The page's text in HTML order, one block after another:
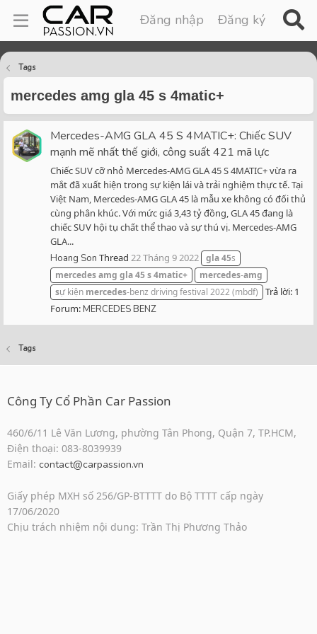
Đăng nhập Đăng ký
Tags
mercedes amg gla 45 s 4matic+
Mercedes-AMG GLA 45 S 4MATIC+: Chiếc SUV
mạnh mẽ nhất thế giới, công suất 421 mã lực
Chiếc SUV cỡ nhỏ Mercedes-AMG GLA 45 S 4MATIC+ vừa ra
mắt đã xuất hiện trong sự kiện lái và trải nghiệm thực tế. Tại
Việt Nam, Mercedes-AMG GLA 45 là mẫu xe không có đối thủ
cùng phân khúc. Với mức giá 3,43 tỷ đồng, GLA 45 đang là
chiếc SUV hội tụ chất thể thao và sự thú vị. Mercedes-AMG
GLA...
Hoang Son Thread 22 Tháng 9 2022 gla45s
mercedesamg gla45s4matic+ mercedes-amg
sự kiện mercedes-benz driving festival 2022 (mbdf)
Trả lời: 1
Forum:MERCEDES BENZ
Tags
Công Ty Cổ Phần Car Passion
460/6/11 Lê Văn Lương, phường Tân Phong, Quận 7, TP.HCM,
Điện thoại: 083-8039939
Email: contact@carpassion.vn
Giấy phép MXH số 256/GP-BTTTT do Bộ TTTT cấp ngày
17/06/2020
Chịu trách nhiệm nội dung: Trần Thị Phương Thảo